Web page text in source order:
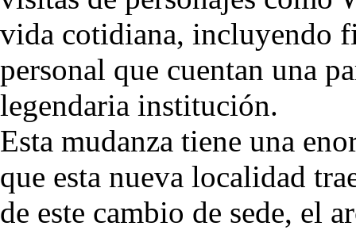
vida cotidiana, incluyendo
personal que cuentan una
legendaria institución.
Esta mudanza tiene una
que esta nueva localidad
de este cambio de sede, el